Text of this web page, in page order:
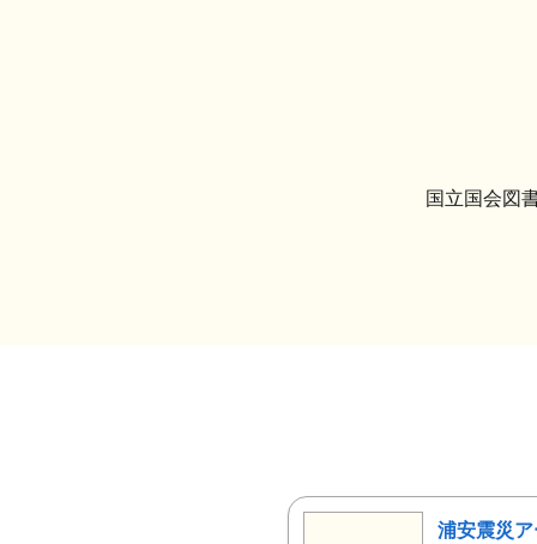
国立国会図
浦安震災ア